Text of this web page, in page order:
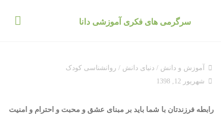
سرگرمی های فکری آموزشی دانا
آموزش و دانش / دنیای دانش / روانشناسی کودک
شهریور 12, 1398
رابطه فرزندتان با شما باید بر مبنای عشق و محبت و احترام و امنیت